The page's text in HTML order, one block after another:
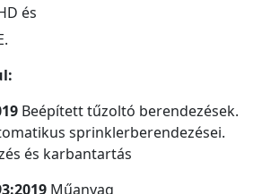
és
Beépített tűzoltó berendezések.
sprinklerberendezései.
és karbantartás
Műanyag